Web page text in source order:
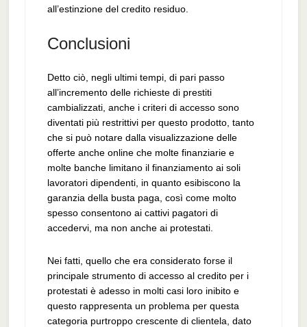
all’estinzione del credito residuo.
Conclusioni
Detto ciò, negli ultimi tempi, di pari passo
all’incremento delle richieste di prestiti
cambializzati, anche i criteri di accesso sono
diventati più restrittivi per questo prodotto, tanto
che si può notare dalla visualizzazione delle
offerte anche online che molte finanziarie e
molte banche limitano il finanziamento ai soli
lavoratori dipendenti, in quanto esibiscono la
garanzia della busta paga, così come molto
spesso consentono ai cattivi pagatori di
accedervi, ma non anche ai protestati.
Nei fatti, quello che era considerato forse il
principale strumento di accesso al credito per i
protestati è adesso in molti casi loro inibito e
questo rappresenta un problema per questa
categoria purtroppo crescente di clientela, dato